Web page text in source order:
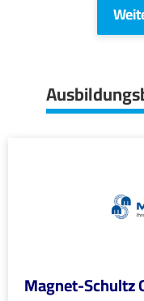
Magnet-Schultz